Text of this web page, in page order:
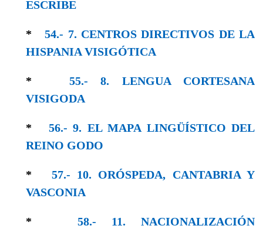
ESCRIBE
*54.- 7. CENTROS DIRECTIVOS DE LA
HISPANIA VISIGÓTICA
* 55.- 8. LENGUA CORTESANA
VISIGODA
* 56.- 9. EL MAPA LINGÜÍSTICO DEL
REINO GODO
* 57.- 10. ORÓSPEDA, CANTABRIA Y
VASCONIA
* 58.- 11. NACIONALIZACIÓN